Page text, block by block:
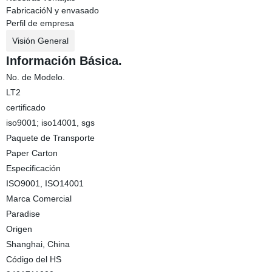
FabricacióN y envasado
Perfil de empresa
Visión General
Información Básica.
No. de Modelo.
LT2
certificado
iso9001; iso14001, sgs
Paquete de Transporte
Paper Carton
Especificación
ISO9001, ISO14001
Marca Comercial
Paradise
Origen
Shanghai, China
Código del HS